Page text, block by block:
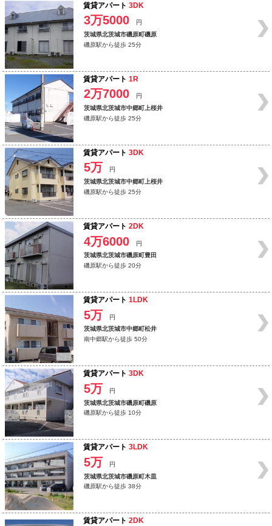
賃貸アパート 3DK
3万5000
円
茨城県北茨城市磯原町磯原
磯原駅から徒歩 25分
賃貸アパート 1R
2万7000
円
茨城県北茨城市中郷町上桜井
磯原駅から徒歩 25分
賃貸アパート 3DK
5万
円
茨城県北茨城市中郷町上桜井
磯原駅から徒歩 25分
賃貸アパート 2DK
4万6000
円
茨城県北茨城市磯原町豊田
磯原駅から徒歩 20分
賃貸アパート 1LDK
5万
円
茨城県北茨城市中郷町松井
南中郷駅から徒歩 50分
賃貸アパート 3DK
5万
円
茨城県北茨城市磯原町磯原
磯原駅から徒歩 10分
賃貸アパート 3LDK
5万
円
茨城県北茨城市磯原町木皿
磯原駅から徒歩 38分
賃貸アパート 2DK